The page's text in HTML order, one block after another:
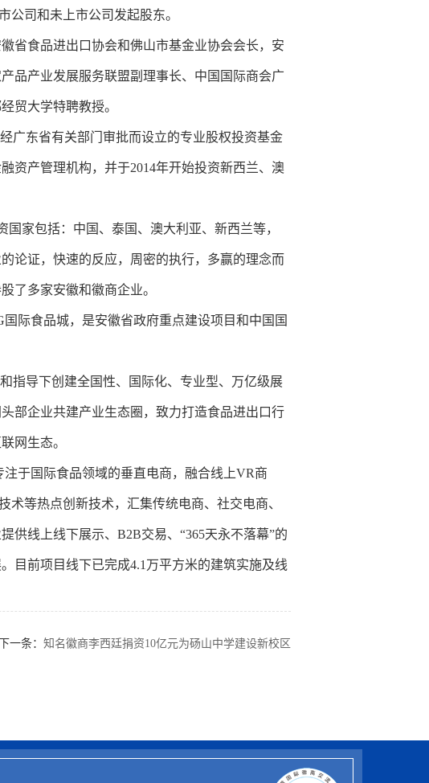
公司和未上市公司发起股东。
省食品进出口协会和佛山市基金业协会会长，安
品产业发展服务联盟副理事长、中国国际商会广
贸大学特聘教授。
广东省有关部门审批而设立的专业股权投资基金
资产管理机构，并于2014年开始投资新西兰、澳
家包括：中国、泰国、澳大利亚、新西兰等，
论证，快速的反应，周密的执行，多赢的理念而
了多家安徽和徽商企业。
际食品城，是安徽省政府重点建设项目和中国国
指导下创建全国性、国际化、专业型、万亿级展
部企业共建产业生态圈，致力打造食品进出口行
网生态。
于国际食品领域的垂直电商，融合线上VR商
等热点创新技术，汇集传统电商、社交电商、
供线上线下展示、B2B交易、“365天永不落幕”的
目前项目线下已完成4.1万平方米的建筑实施及线
下一条： 知名徽商李西廷捐资10亿元为砀山中学建设新校区